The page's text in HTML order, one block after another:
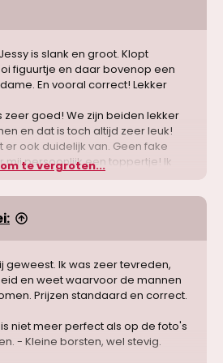
is slank en groot. Klopt
figuurtje en daar bovenop een
En vooral correct! Lekker
zeer goed! We zijn beiden lekker
en dat is toch altijd zeer leuk!
er ook duidelijk van. Geen fake
mij persoonlijk een toppertje! Ik
te vergroten...
geweest. Ik was zeer tevreden,
en weet waarvoor de mannen
Prijzen standaard en correct.
is niet meer perfect als op de foto's
- Kleine borsten, wel stevig.